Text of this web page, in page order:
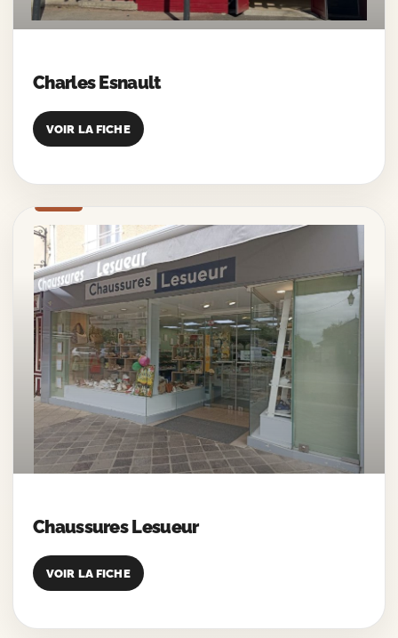
Charles Esnault
VOIR LA FICHE
Chaussures Lesueur
VOIR LA FICHE